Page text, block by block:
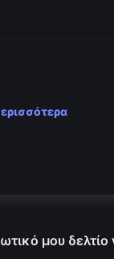
μου δελτίο